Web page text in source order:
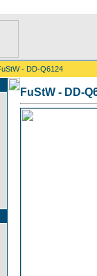
- DD-Q6124
FuStW - DD-